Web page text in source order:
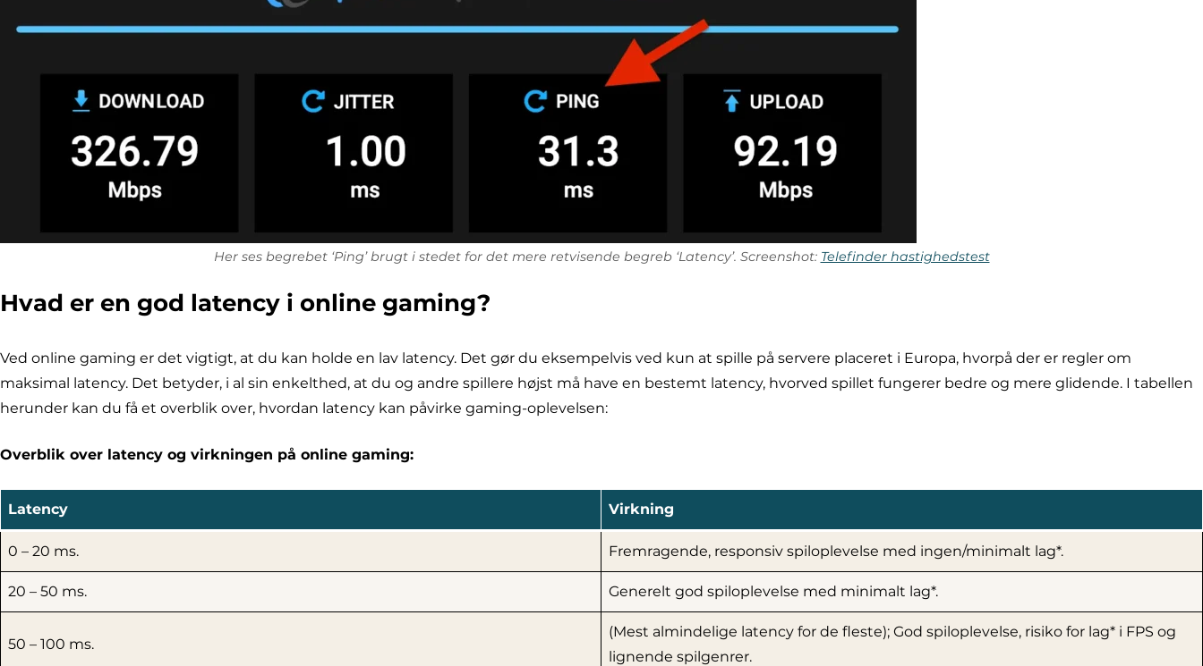
Her ses begrebet ‘Ping’ brugt i stedet for det mere retvisende begreb ‘Latency’. Screenshot: Telefinder hastighedstest
Hvad er en god latency i online gaming?
Ved online gaming er det vigtigt, at du kan holde en lav latency. Det gør du eksempelvis ved kun at spille på servere placeret i Europa, hvorpå der er regler om
maksimal latency. Det betyder, i al sin enkelthed, at du og andre spillere højst må have en bestemt latency, hvorved spillet fungerer bedre og mere glidende. I tabellen
herunder kan du få et overblik over, hvordan latency kan påvirke gaming-oplevelsen:
Overblik over latency og virkningen på online gaming:
Latency Virkning
0 – 20 ms. Fremragende, responsiv spiloplevelse med ingen/minimalt lag*.
20 – 50 ms. Generelt god spiloplevelse med minimalt lag*.
50 – 100 ms.
(Mest almindelige latency for de fleste); God spiloplevelse, risiko for lag* i FPS og
lignende spilgenrer.